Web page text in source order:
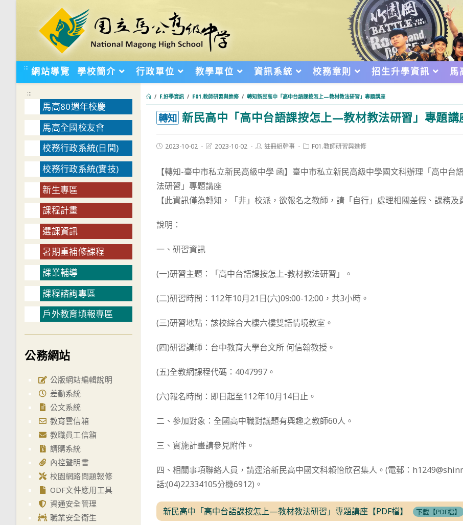
::: 網站導覽 學校簡介 行政單位 教學單位 資訊系統 校務章則 招生升學資訊 馬
/ F.好學資訊 / F01.教師研習與進修 / 轉知新民高中「高中台語課按怎上—教材教法研習」專題講座
轉知 新民高中「高中台語課按怎上—教材教法研習」專題講
Post2023-10-02
Post2023-10-02
Post註冊組幹事
PostF01.教師研習與進修
【轉知-臺中市私立新民高級中學 函】臺中市私立新民高級中學國文科辦理「高中
法研習」專題講座
【此資訊僅為轉知，「非」校派，欲報名之教師，請「自行」處理相關差假、課務及
說明：
一、研習資訊
(一)研習主題：「高中台語課按怎上-教材教法研習」。
(二)研習時間：112年10月21日(六)09:00-12:00，共3小時。
(三)研習地點：該校綜合大樓六樓雙語情境教室。
(四)研習講師：台中教育大學台文所 何信翰教授。
(五)全教網課程代碼：4047997。
(六)報名時間：即日起至112年10月14日止。
二、參加對象：全國高中職對議題有興趣之教師60人。
三、實施計畫請參見附件。
四、相關事項聯絡人員，請逕洽新民高中國文科賴怡欣召集人。(電郵：
話:(04)22334105分機6912)。
新民高中「高中台語課按怎上—教材教法研習」專題講座【PDF檔】 下載【PDF檔】
:::
馬高80週年校慶
馬高全國校友會
校務行政系統(日間)
校務行政系統(實技)
新生專區
課程計畫
選課資訊
暑期重補修課程
課業輔導
課程諮詢專區
戶外教育填報專區
公務網站
公版網站編輯說明
差勤系統
公文系統
教育雲信箱
教職員工信箱
請購系統
內控聲明書
校園網路問題報修
ODF文件應用工具
資通安全管理
職業安全衛生